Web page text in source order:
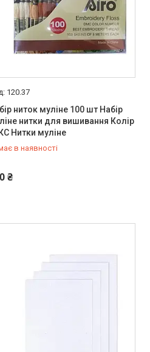
120.37
ниток муліне 100 шт Набір
нитки для вишивання Колір
Нитки муліне
в наявності
₴(67) 647-30-00